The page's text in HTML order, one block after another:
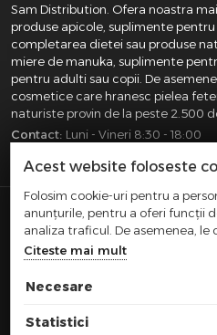
Sam Distribution. Ofera noastra
produse apicole, suplimente
completarea dietei sau produse
miere de manuka, suplimente
pentru adulti sau copii. De
cosmetice care hranesc pielea
naturiste provin de la peste 2.500
Contact: Luni - Vineri 8:30 - 18:00
SAM DISTRIBUTION S.R.L.-
J40/10004/2002, Cod fiscal:
Dimieni, nr. 7, Bucuresti, sector 5.
standurilor, chioscurilor si pietelor
TERMENI SI CONDITII
Acest website foloseste
Folosim cookie-uri pentru a
anunțurile, pentru a oferi funcții
analiza traficul. De asemenea,
sociale, de publicitate și de
modul în care folosiți site-ul
alte informații oferite de dvs. sau
Citeste mai mult
Necesare
Statistici